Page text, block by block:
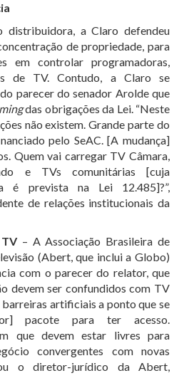
distribuidora, a Claro defendeu
de propriedade, para
em controlar programadoras,
de TV. Contudo, a Claro se
parecer do senador Arolde que
das obrigações da Lei. “Neste
não existem. Grande parte do
pelo SeAC. [A mudança]
Quem vai carregar TV Câmara,
e TVs comunitárias [cuja
é prevista na Lei 12.485]?”,
de relações institucionais da
– A Associação Brasileira de
(Abert, que inclui a Globo)
com o parecer do relator, que
devem ser confundidos com TV
artificiais a ponto que se
pacote para ter acesso.
que devem estar livres para
convergentes com novas
o diretor-jurídico da Abert,